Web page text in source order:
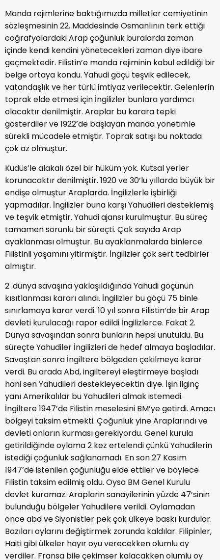
Manda rejimlerine baktığımızda milletler cemiyetinin
sözleşmesinin 22. Maddesinde Osmanlının terk ettiği
coğrafyalardaki Arap çoğunluk buralarda zaman
içinde kendi kendini yönetecekleri zaman diye ibare
geçmektedir. Filistin’e manda rejiminin kabul edildiği bir
belge ortaya kondu. Yahudi göçü teşvik edilecek,
vatandaşlık ve her türlü imtiyaz verilecektir. Gelenlerin
toprak elde etmesi için İngilizler bunlara yardımcı
olacaktır denilmiştir. Araplar bu karara tepki
gösterdiler ve 1922’de başlayan manda yönetimle
sürekli mücadele etmiştir. Toprak satışı bu noktada
çok az olmuştur.
Kudüs’le alakalı özel bir hüküm yok. Kutsal yerler
korunacaktır denilmiştir. 1920 ve 30’lu yıllarda büyük bir
endişe olmuştur Araplarda. İngilizlerle işbirliği
yapmadılar. İngilizler buna karşı Yahudileri desteklemiş
ve teşvik etmiştir. Yahudi ajansı kurulmuştur. Bu süreç
tamamen sorunlu bir süreçti. Çok sayıda Arap
ayaklanması olmuştur. Bu ayaklanmalarda binlerce
Filistinli yaşamını yitirmiştir. İngilizler çok sert tedbirler
almıştır.
2 .dünya savaşına yaklaşıldığında Yahudi göçünün
kısıtlanması kararı alındı. İngilizler bu göçü 75 binle
sınırlamaya karar verdi. 10 yıl sonra Filistin’de bir Arap
devleti kurulacağı rapor edildi İngilizlerce. Fakat 2.
Dünya savaşından sonra bunların hepsi unutuldu. Bu
süreçte Yahudiler İngilizleri de hedef almaya başladılar.
Savaştan sonra İngiltere bölgeden çekilmeye karar
verdi. Bu arada Abd, ingiltereyi eleştirmeye başladı
hani sen Yahudileri destekleyecektin diye. İşin ilginç
yanı Amerikalılar bu Yahudileri almak istemedi.
İngiltere 1947’de Filistin meselesini BM’ye getirdi. Amacı
bölgeyi taksim etmekti. Çoğunluk yine Araplarındı ve
devleti onların kurması gerekiyordu. Genel kurula
getirildiğinde oylama 2 kez ertelendi çünkü Yahudilerin
istediği çoğunluk sağlanamadı. En son 27 Kasım
1947’de istenilen çoğunluğu elde ettiler ve böylece
Filistin taksim edilmiş oldu. Oysa BM Genel Kurulu
devlet kuramaz. Araplarin sanayilerinin yüzde 47’sinin
bulunduğu bölgeler Yahudilere verildi. Oylamadan
önce abd ve Siyonistler pek çok ülkeye baskı kurdular.
Bazıları oylarını değiştirmek zorunda kaldılar. Filipinler,
Haiti gibi ülkeler hayır oyu verecekken olumlu oy
verdiler. Fransa bile çekimser kalacakken olumlu oy